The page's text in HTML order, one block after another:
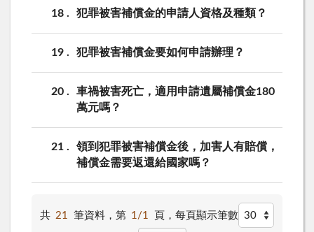
18 犯罪被害補償金的申請人資格及種類？
19 犯罪被害補償金要如何申請辦理？
20
車禍被害死亡，適用申請遺屬補償金180
萬元嗎？
21
領到犯罪被害補償金後，加害人有賠償，
補償金需要返還給國家嗎？
共 21 筆資料，第 1/1 頁， 每頁顯示筆數